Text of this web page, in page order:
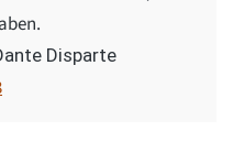
Disparte